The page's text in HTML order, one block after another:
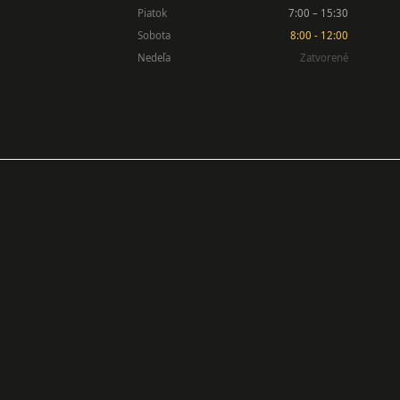
Piatok
7:00 – 15:30
Sobota
8:00 - 12:00
Nedeľa
Zatvorené